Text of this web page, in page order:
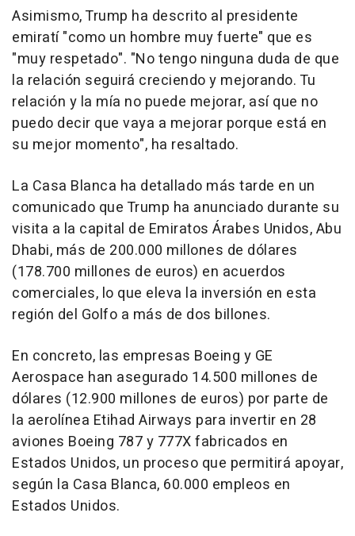
Asimismo, Trump ha descrito al presidente
emiratí "como un hombre muy fuerte" que es
"muy respetado". "No tengo ninguna duda de que
la relación seguirá creciendo y mejorando. Tu
relación y la mía no puede mejorar, así que no
puedo decir que vaya a mejorar porque está en
su mejor momento", ha resaltado.
La Casa Blanca ha detallado más tarde en un
comunicado que Trump ha anunciado durante su
visita a la capital de Emiratos Árabes Unidos, Abu
Dhabi, más de 200.000 millones de dólares
(178.700 millones de euros) en acuerdos
comerciales, lo que eleva la inversión en esta
región del Golfo a más de dos billones.
En concreto, las empresas Boeing y GE
Aerospace han asegurado 14.500 millones de
dólares (12.900 millones de euros) por parte de
la aerolínea Etihad Airways para invertir en 28
aviones Boeing 787 y 777X fabricados en
Estados Unidos, un proceso que permitirá apoyar,
según la Casa Blanca, 60.000 empleos en
Estados Unidos.